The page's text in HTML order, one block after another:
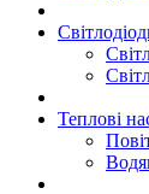
Теплові